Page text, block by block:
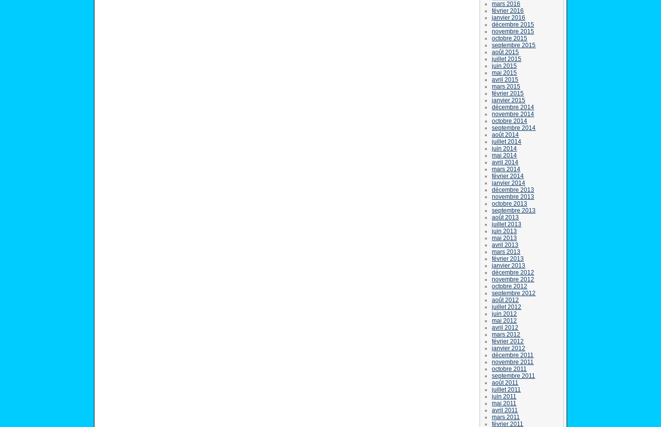
mars 2016
février 2016
janvier 2016
décembre 2015
novembre 2015
octobre 2015
septembre 2015
août 2015
juillet 2015
juin 2015
mai 2015
avril 2015
mars 2015
février 2015
janvier 2015
décembre 2014
novembre 2014
octobre 2014
septembre 2014
août 2014
juillet 2014
juin 2014
mai 2014
avril 2014
mars 2014
février 2014
janvier 2014
décembre 2013
novembre 2013
octobre 2013
septembre 2013
août 2013
juillet 2013
juin 2013
mai 2013
avril 2013
mars 2013
février 2013
janvier 2013
décembre 2012
novembre 2012
octobre 2012
septembre 2012
août 2012
juillet 2012
juin 2012
mai 2012
avril 2012
mars 2012
février 2012
janvier 2012
décembre 2011
novembre 2011
octobre 2011
septembre 2011
août 2011
juillet 2011
juin 2011
mai 2011
avril 2011
mars 2011
février 2011